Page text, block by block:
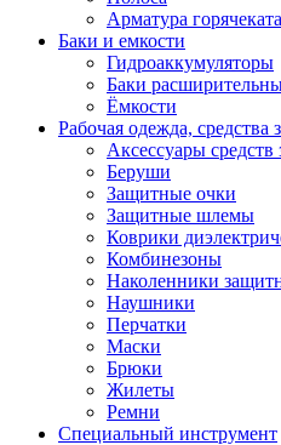
Арматура
Баки и емкости
Гидроаккумуляторы
Баки
Ёмкости
Рабочая одежда, средства
Аксессуары
Беруши
Защитные очки
Защитные шлемы
Коврики
Комбинезоны
Наколенники
Наушники
Перчатки
Маски
Брюки
Жилеты
Ремни
Специальный инструмент